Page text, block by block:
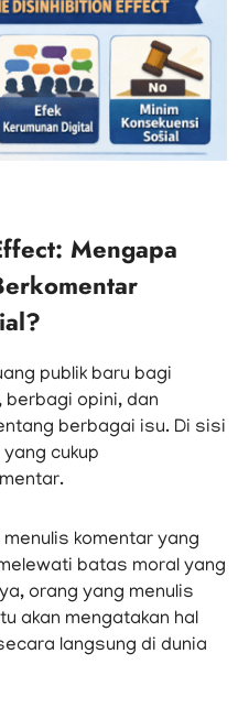
Mengapa
publik baru bagi
berbagi opini, dan
berbagai isu. Di sisi
cukup
komentar yang
batas moral yang
orang yang menulis
akan mengatakan hal
langsung di dunia